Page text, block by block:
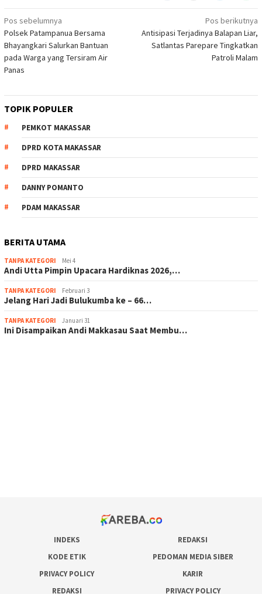
Navigasi
pos
Pos sebelumnya
Polsek Patampanua Bersama
Bhayangkari Salurkan Bantuan
pada Warga yang Tersiram Air
Panas
Pos berikutnya
Antisipasi Terjadinya Balapan Liar,
Satlantas Parepare Tingkatkan
Patroli Malam
TOPIK POPULER
PEMKOT MAKASSAR
DPRD KOTA MAKASSAR
DPRD MAKASSAR
DANNY POMANTO
PDAM MAKASSAR
BERITA UTAMA
TANPA KATEGORI Mei 4
Andi Utta Pimpin Upacara Hardiknas 2026,…
TANPA KATEGORI Februari 3
Jelang Hari Jadi Bulukumba ke – 66…
TANPA KATEGORI Januari 31
Ini Disampaikan Andi Makkasau Saat Membu…
INDEKS
REDAKSI
KODE ETIK
PEDOMAN MEDIA SIBER
PRIVACY POLICY
KARIR
REDAKSI
PRIVACY POLICY